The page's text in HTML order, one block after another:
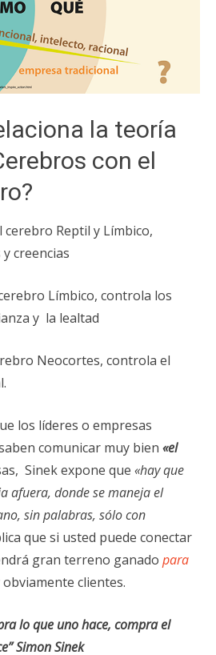
la teoría
con el
cerebro Reptil y Límbico,
creencias
Límbico, controla los
y la lealtad
Neocortes, controla el
los líderes o empresas
comunicar muy bien «el
Sinek expone que «hay que
afuera, donde se maneja el
sin palabras, sólo con
que si usted puede conectar
gran terreno ganado para
obviamente clientes.
lo que uno hace, compra el
Simon Sinek